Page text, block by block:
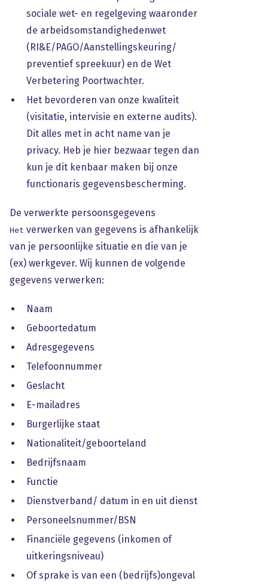
sociale wet- en regelgeving waaronder
de arbeidsomstandighedenwet
(RI&E/PAGO/Aanstellingskeuring/
preventief spreekuur) en de Wet
Verbetering Poortwachter.
Het bevorderen van onze kwaliteit
(visitatie, intervisie en externe audits).
Dit alles met in acht name van je
privacy. Heb je hier bezwaar tegen dan
kun je dit kenbaar maken bij onze
functionaris gegevensbescherming.
De verwerkte persoonsgegevens
Het verwerken van gegevens is afhankelijk
van je persoonlijke situatie en die van je
(ex) werkgever. Wij kunnen de volgende
gegevens verwerken:
Naam
Geboortedatum
Adresgegevens
Telefoonnummer
Geslacht
E-mailadres
Burgerlijke staat
Nationaliteit/geboorteland
Bedrijfsnaam
Functie
Dienstverband/ datum in en uit dienst
Personeelsnummer/BSN
Financiële gegevens (inkomen of
uitkeringsniveau)
Of sprake is van een (bedrijfs)ongeval